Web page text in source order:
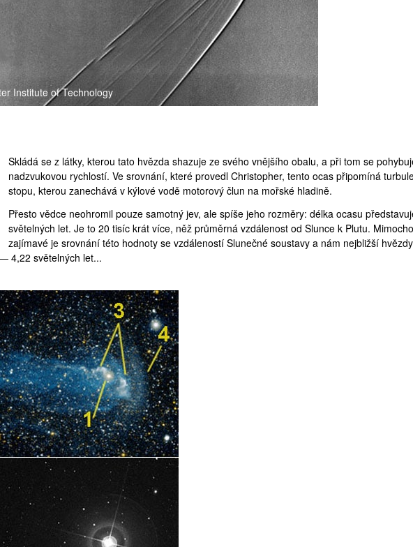
Institute of Technology
Skládá se z látky, kterou tato hvězda shazuje ze svého vnějšího obalu, a při tom se
nadzvukovou rychlostí. Ve srovnání, které provedl Christopher, tento ocas připomíná
stopu, kterou zanechává v kýlové vodě motorový člun na mořské hladině.
Přesto vědce neohromil pouze samotný jev, ale spíše jeho rozměry: délka ocasu
světelných let. Je to 20 tisíc krát více, něž průměrná vzdálenost od Slunce k Plutu.
zajímavé je srovnání této hodnoty se vzdáleností Slunečné soustavy a nám nejbližší
4,22 světelných let...